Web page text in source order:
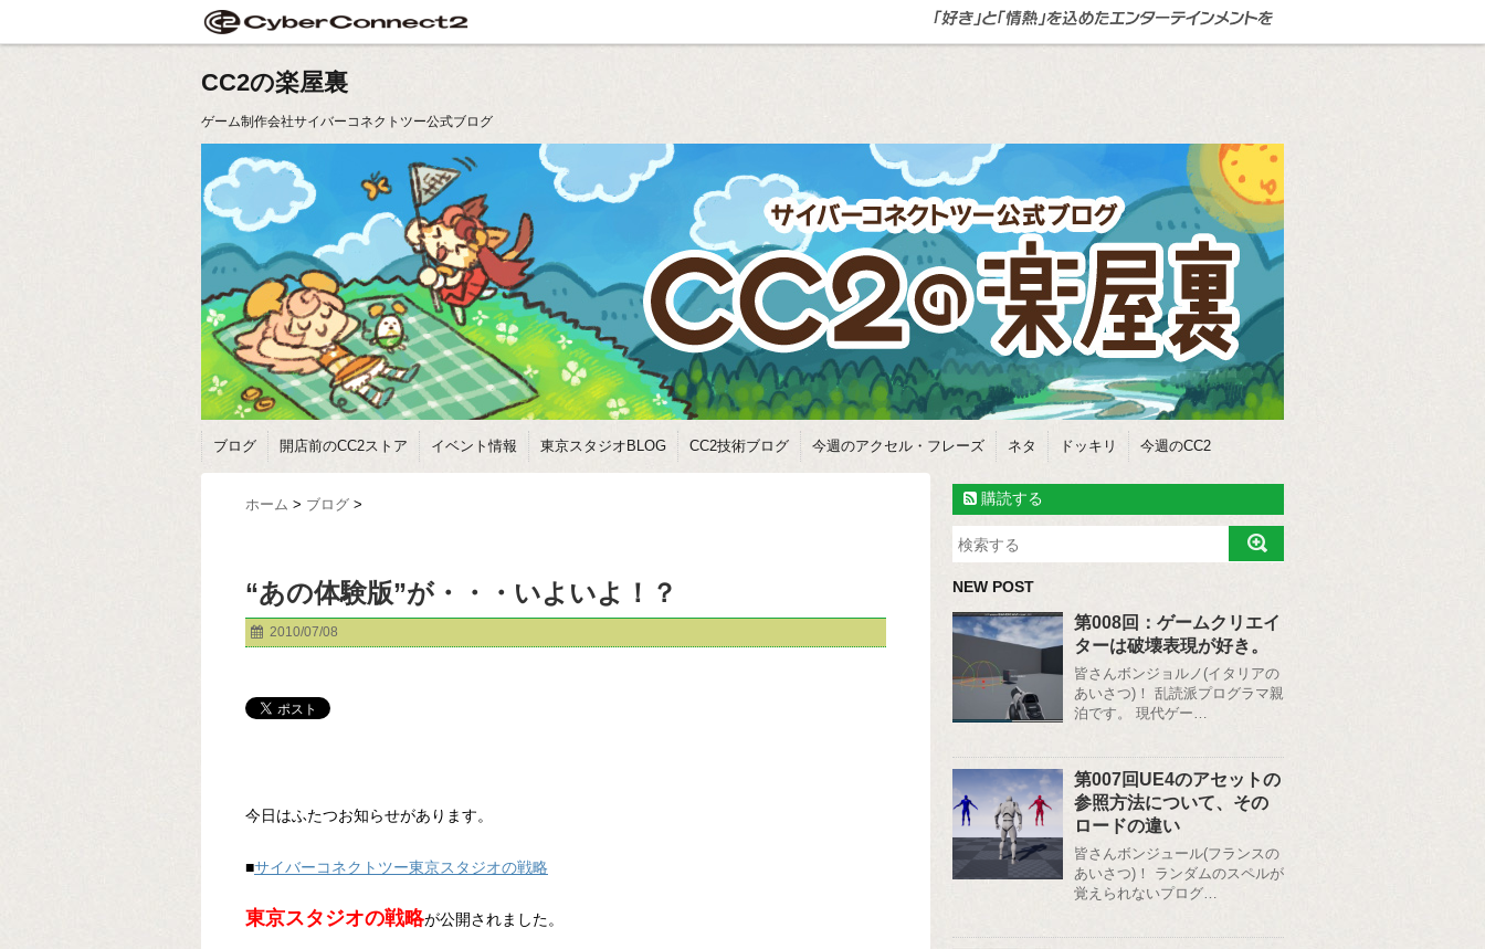
CC2の楽屋裏
ゲーム制作会社サイバーコネクトツー公式ブログ
ブログ 開店前のCC2ストア イベント情報 東京スタジオBLOG CC2技術ブログ 今週のアクセル・フレーズ ネタ ドッキリ 今週のCC2
ホーム > ブログ >
“あの体験版”が・・・いよいよ！？
2010/07/08
今日はふたつお知らせがあります。
■サイバーコネクトツー東京スタジオの戦略
東京スタジオの戦略が公開されました。
購読する
NEW POST
第008回：ゲームクリエイ
ターは破壊表現が好き。
皆さんボンジョルノ(イタリアの
あいさつ)！ 乱読派プログラマ親
泊です。 現代ゲー…
第007回UE4のアセットの
参照方法について、その
ロードの違い
皆さんボンジュール(フランスの
あいさつ)！ ランダムのスペルが
覚えられないプログ…